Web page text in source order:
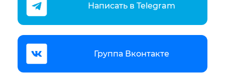
Написать в Telegram
Группа Вконтакте